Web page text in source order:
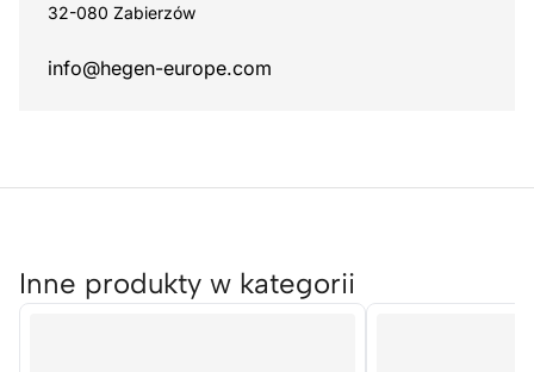
32-080 Zabierzów
info@hegen-europe.com
Inne produkty w kategorii